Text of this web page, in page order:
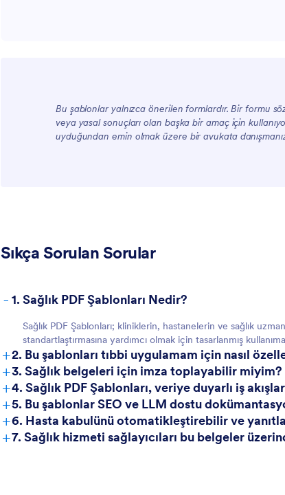
Müşteriler İçin
Bu şablonlar yalnızca önerilen formlardır. Bir formu
veya yasal sonuçları olan başka bir amaç için
uyduğundan emin olmak üzere bir avukata
Sıkça Sorulan Sorular
- 1. Sağlık PDF Şablonları Nedir?
Sağlık PDF Şablonları; kliniklerin, hastanelerin ve sağlık
standartlaştırmasına yardımcı olmak için tasarlanmış
+2. Bu şablonları tıbbi uygulamam için nasıl
+3. Sağlık belgeleri için imza toplayabilir miyim?
+4. Sağlık PDF Şablonları, veriye duyarlı iş
+5. Bu şablonlar SEO ve LLM dostu
+6. Hasta kabulünü otomatikleştirebilir ve
+7. Sağlık hizmeti sağlayıcıları bu belgeler